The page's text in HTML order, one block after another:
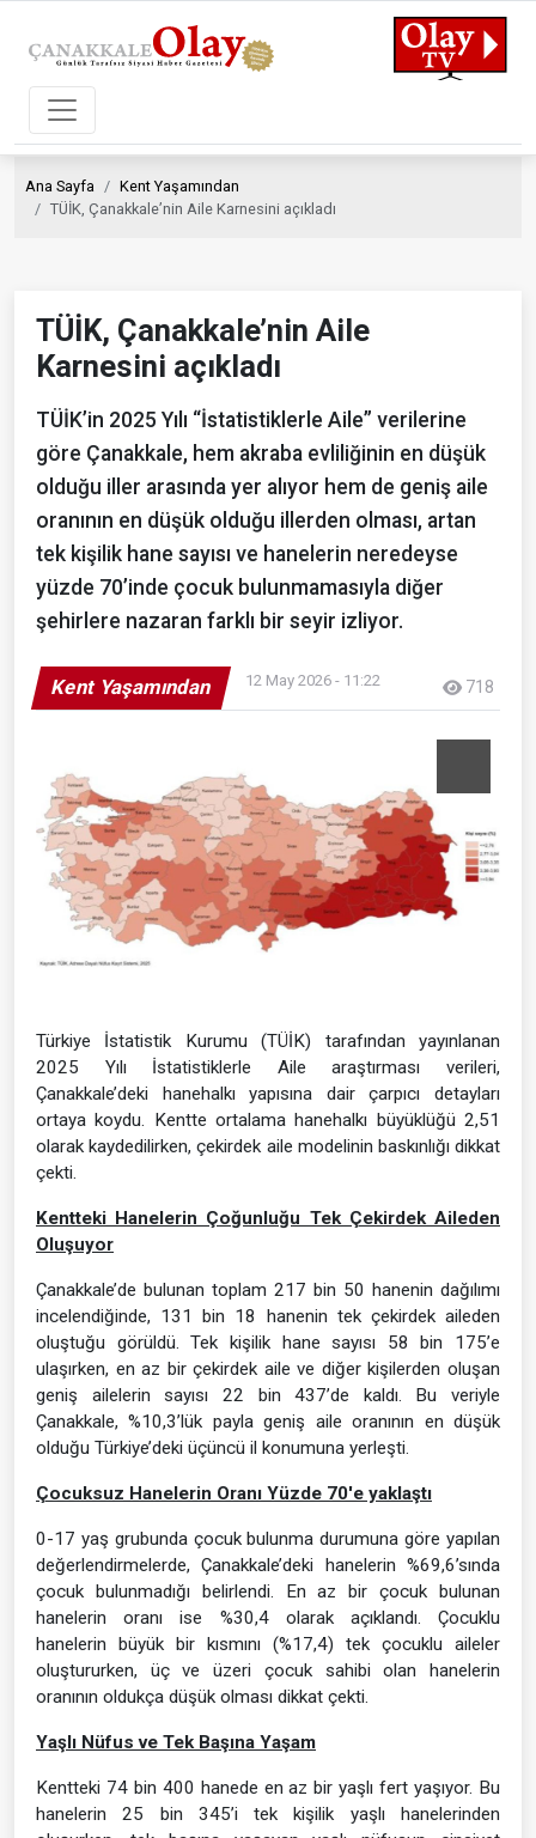
Ana Sayfa
Kent Yaşamından
TÜİK, Çanakkale’nin Aile Karnesini açıkladı
TÜİK, Çanakkale’nin Aile
Karnesini açıkladı
TÜİK’in 2025 Yılı “İstatistiklerle Aile” verilerine
göre Çanakkale, hem akraba evliliğinin en düşük
olduğu iller arasında yer alıyor hem de geniş aile
oranının en düşük olduğu illerden olması, artan
tek kişilik hane sayısı ve hanelerin neredeyse
yüzde 70’inde çocuk bulunmamasıyla diğer
şehirlere nazaran farklı bir seyir izliyor.
Kent Yaşamından 12 May 2026 - 11:22 718
Türkiye İstatistik Kurumu (TÜİK) tarafından yayınlanan
2025 Yılı İstatistiklerle Aile araştırması verileri,
Çanakkale’deki hanehalkı yapısına dair çarpıcı detayları
ortaya koydu. Kentte ortalama hanehalkı büyüklüğü 2,51
olarak kaydedilirken, çekirdek aile modelinin baskınlığı dikkat
çekti.
Kentteki Hanelerin Çoğunluğu Tek Çekirdek Aileden
Oluşuyor
Çanakkale’de bulunan toplam 217 bin 50 hanenin dağılımı
incelendiğinde, 131 bin 18 hanenin tek çekirdek aileden
oluştuğu görüldü. Tek kişilik hane sayısı 58 bin 175’e
ulaşırken, en az bir çekirdek aile ve diğer kişilerden oluşan
geniş ailelerin sayısı 22 bin 437’de kaldı. Bu veriyle
Çanakkale, %10,3’lük payla geniş aile oranının en düşük
olduğu Türkiye’deki üçüncü il konumuna yerleşti.
Çocuksuz Hanelerin Oranı Yüzde 70'e yaklaştı
0-17 yaş grubunda çocuk bulunma durumuna göre yapılan
değerlendirmelerde, Çanakkale’deki hanelerin %69,6’sında
çocuk bulunmadığı belirlendi. En az bir çocuk bulunan
hanelerin oranı ise %30,4 olarak açıklandı. Çocuklu
hanelerin büyük bir kısmını (%17,4) tek çocuklu aileler
oluştururken, üç ve üzeri çocuk sahibi olan hanelerin
oranının oldukça düşük olması dikkat çekti.
Yaşlı Nüfus ve Tek Başına Yaşam
Kentteki 74 bin 400 hanede en az bir yaşlı fert yaşıyor. Bu
hanelerin 25 bin 345’i tek kişilik yaşlı hanelerinden